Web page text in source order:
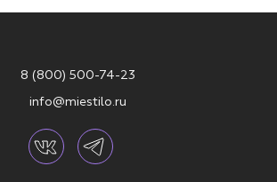
8 (800) 500-74-23
info@miestilo.ru